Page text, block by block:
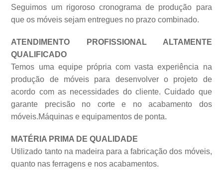
Seguimos um rigoroso cronograma de produção para
que os móveis sejam entregues no prazo combinado.
ATENDIMENTO PROFISSIONAL ALTAMENTE
QUALIFICADO
Temos uma equipe própria com vasta experiência na
produção de móveis para desenvolver o projeto de
acordo com as necessidades do cliente. Cuidado que
garante precisão no corte e no acabamento dos
móveis.Máquinas e equipamentos de ponta.
MATÉRIA PRIMA DE QUALIDADE
Utilizado tanto na madeira para a fabricação dos móveis,
quanto nas ferragens e nos acabamentos.